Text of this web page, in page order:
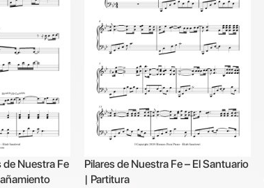
de Nuestra Fe
Pilares de Nuestra Fe – El Santuario
| Partitura